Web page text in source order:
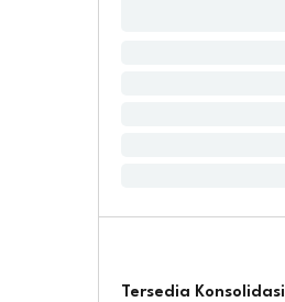
Tersedia Konsolidasi